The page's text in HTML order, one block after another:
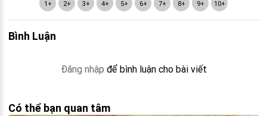
1+ 2+ 3+ 4+ 5+ 6+ 7+ 8+ 9+ 10+
Bình Luận
Đăng nhập để bình luận cho bài viết
Có thể bạn quan tâm